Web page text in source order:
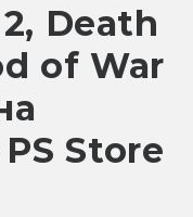
Death
of War
Store